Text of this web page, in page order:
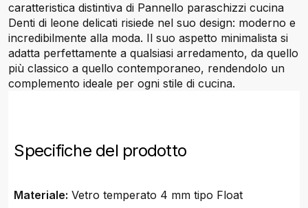
caratteristica distintiva di Pannello paraschizzi cucina
Denti di leone delicati risiede nel suo design: moderno e
incredibilmente alla moda. Il suo aspetto minimalista si
adatta perfettamente a qualsiasi arredamento, da quello
più classico a quello contemporaneo, rendendolo un
complemento ideale per ogni stile di cucina.
Specifiche del prodotto
Materiale: Vetro temperato 4 mm tipo Float